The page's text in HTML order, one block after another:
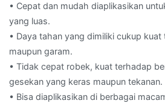
• Cepat dan mudah diaplikasikan
yang luas.
• Daya tahan yang dimiliki cukup
maupun garam.
• Tidak cepat robek, kuat terhadap
gesekan yang keras maupun tekanan.
• Bisa diaplikasikan di berbagai